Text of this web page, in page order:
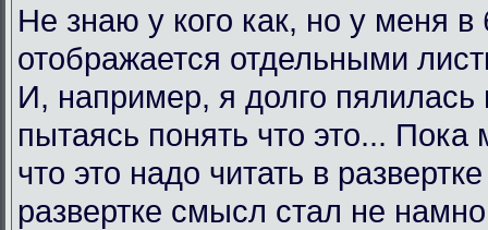
Не знаю у кого как, но у меня в
отображается отдельными
И, например, я долго пялилась
пытаясь понять что это... Пока
что это надо читать в
развертке смысл стал не